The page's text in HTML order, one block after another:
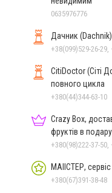
0635976776
Дачник
CitiDoctor (Сіті
повного цикла
+380(44)344-63-10
Crazy Box,
фруктів в
Україні
+380(98)222-37-50,
МАІІСТЕР,
+380(67)391-38-48